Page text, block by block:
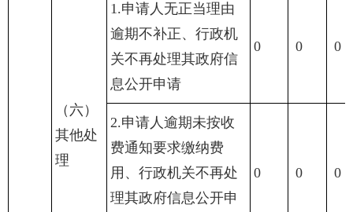
（六）
其他处
理
1.申请人无正当理由
逾期不补正、行政机
关不再处理其政府信
息公开申请
0 0 0
2.申请人逾期未按收
费通知要求缴纳费
用、行政机关不再处
理其政府信息公开申
0 0 0